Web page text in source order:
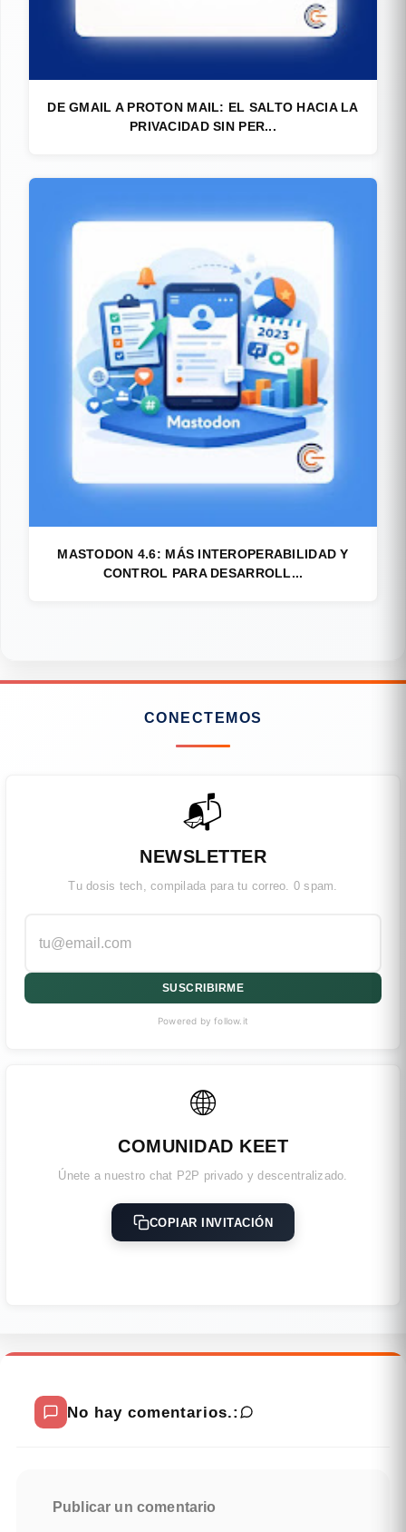
DE GMAIL A PROTON MAIL: EL SALTO HACIA LA
PRIVACIDAD SIN PER...
MASTODON 4.6: MÁS INTEROPERABILIDAD Y
CONTROL PARA DESARROLL...
CONECTEMOS
📬
NEWSLETTER
Tu dosis tech, compilada para tu correo. 0 spam.
SUSCRIBIRME
Powered by follow.it
🌐
COMUNIDAD KEET
Únete a nuestro chat P2P privado y descentralizado.
COPIAR INVITACIÓN
No hay comentarios.:
Publicar un comentario